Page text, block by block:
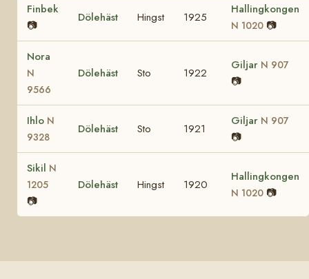
Finbek
📷
Dölehäst Hingst 1925
Hallingkongen
N 1020 📷
Nora
N
9566
Dölehäst Sto 1922
Giljar N 907
📷
Ihlo N
9328
Dölehäst Sto 1921
Giljar N 907
📷
Sikil N
1205
📷
Dölehäst Hingst 1920
Hallingkongen
N 1020 📷